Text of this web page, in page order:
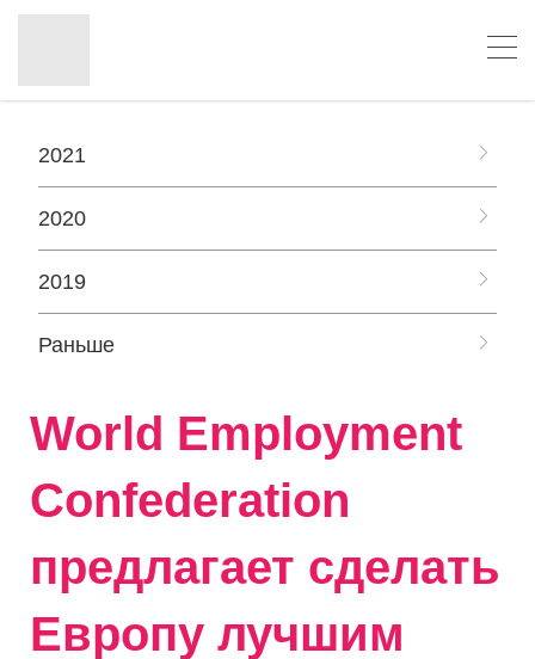
2021
2020
2019
Раньше
World Employment
Confederation
предлагает сделать
Европу лучшим